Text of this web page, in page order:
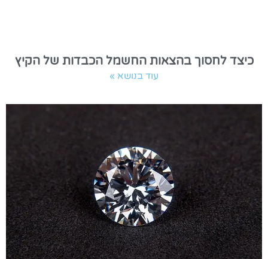
כיצד לחסוך בהצאות החשמל הכבדות של הקיץ
עוד בנושא »